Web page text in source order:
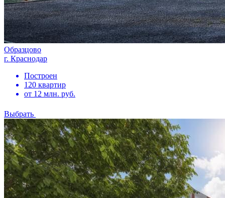
Образцово
г. Краснодар
Построен
120 квартир
от 12 млн. руб.
Выбрать